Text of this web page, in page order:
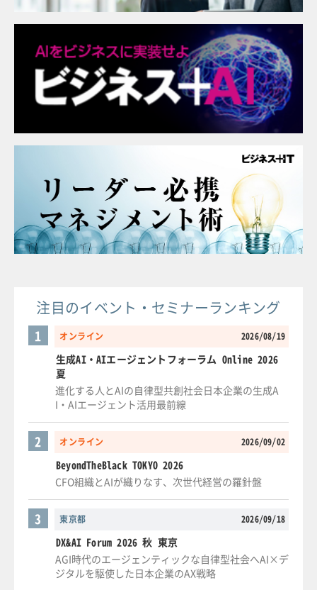
注目のイベント・セミナーランキング
オンライン 2026/08/19
1
生成AI・AIエージェントフォーラム Online 2026
夏
進化する人とAIの自律型共創社会日本企業の生成A
I・AIエージェント活用最前線
オンライン 2026/09/02
2
BeyondTheBlack TOKYO 2026
CFO組織とAIが織りなす、次世代経営の羅針盤
東京都 2026/09/18
3
DX&AI Forum 2026 秋 東京
AGI時代のエージェンティックな自律型社会へAI×デ
ジタルを駆使した日本企業のAX戦略